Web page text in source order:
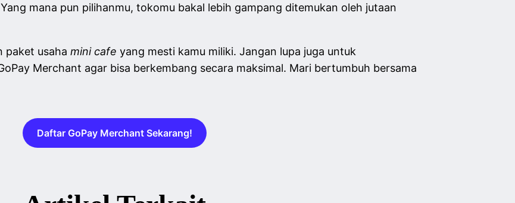
mana pun pilihanmu, tokomu bakal lebih gampang ditemukan oleh jutaan
paket usaha mini cafe yang mesti kamu miliki. Jangan lupa juga untuk
Merchant agar bisa berkembang secara maksimal. Mari bertumbuh bersama
Daftar GoPay Merchant Sekarang!